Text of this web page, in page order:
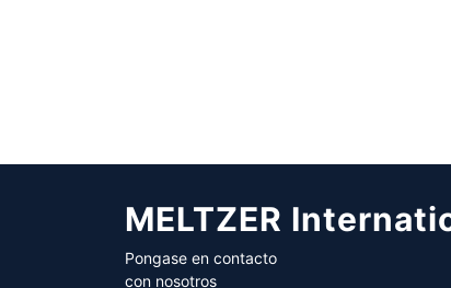
MELTZER
Pongase en contacto
con nosotros